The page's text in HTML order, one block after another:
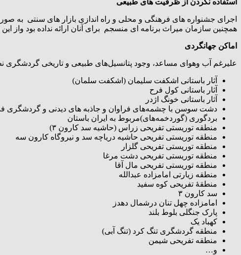
استفاده نکردن از ظرفیت های طبیعی
اجرای جشنواره های فرهنگی و محلی و راه اندازی بازار های سنتی به
همچنین سازمان میراث برنامه ای منسجم برای آنان ارائه نداده بود واز
اماکن جهانگردی
علیرغم آب وهوای مساعد، وجود پتانسیل‌های طبیعی و تاریخی گردشگری
آثار باستانی اشکفت سلیمان (اشکفت سلمان)
آثار باستانی کول فرح
آثار باستانی خونگ اژدر
دشت سوسن با چشمه‌های فراوان و جاذبه های دیدنی و گردشگری
بردگوری (گوردخمه‌های)مربوط به ایران باستان
منطقه توریستی تفریحی زراس (حاشیه سد کارون ۳)
منطقه توریستی تفریحی حاشیه دریاچه سد و نیروگاه کارون سه
منطقه توریستی تفریحی گلزار
منطقه توریستی تفریحی دشت مرغا
منطقه توریستی تفریحی مال آقا
منطقه زیارتی امامزاده عبدالله
منطقهٔ تفریحی کوه سفید
سد کارون ۳
امامزاده چهل تنان درشمال دهدز
پارک جنگلی بلوط بلند
کهباد یک
منطقه گردشگری تنگ کرد (تنگ آبی)
منطقه تفریحی شیمن
و…